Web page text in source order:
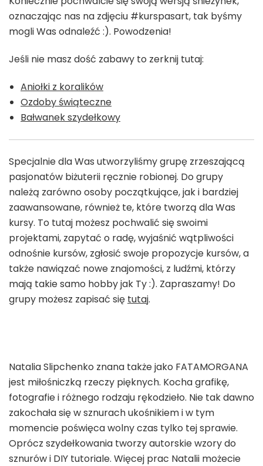
oznaczając nas na zdjęciu #kurspasart, tak byśmy
mogli Was odnaleźć :). Powodzenia!
Jeśli nie masz dość zabawy to zerknij tutaj:
Aniołki z koralików
Ozdoby świąteczne
Bałwanek szydełkowy
Specjalnie dla Was utworzyliśmy grupę zrzeszającą
pasjonatów biżuterii ręcznie robionej. Do grupy
należą zarówno osoby początkujące, jak i bardziej
zaawansowane, również te, które tworzą dla Was
kursy. To tutaj możesz pochwalić się swoimi
projektami, zapytać o radę, wyjaśnić wątpliwości
odnośnie kursów, zgłosić swoje propozycje kursów, a
także nawiązać nowe znajomości, z ludźmi, którzy
mają takie samo hobby jak Ty :). Zapraszamy! Do
grupy możesz zapisać się tutaj.
Natalia Slipchenko znana także jako FATAMORGANA
jest miłośniczką rzeczy pięknych. Kocha grafikę,
fotografie i różnego rodzaju rękodzieło. Nie tak dawno
zakochała się w sznurach ukośnikiem i w tym
momencie poświęca wolny czas tylko tej sprawie.
Oprócz szydełkowania tworzy autorskie wzory do
sznurów i DIY tutoriale. Więcej prac Natalii możecie